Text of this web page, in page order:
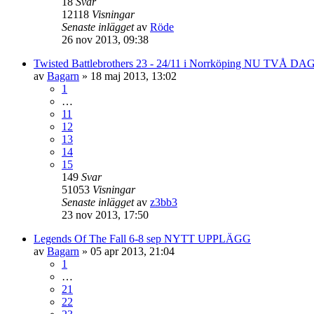
12118 Visningar
Senaste inläggetav Röde
26 nov 2013, 09:38
Twisted Battlebrothers 23 - 24/11 i Norrköping NU TVÅ
av Bagarn » 18 maj 2013, 13:02
1
…
11
12
13
14
15
149 Svar
51053 Visningar
Senaste inläggetav z3bb3
23 nov 2013, 17:50
Legends Of The Fall 6-8 sep NYTT UPPLÄGG
av Bagarn » 05 apr 2013, 21:04
1
…
21
22